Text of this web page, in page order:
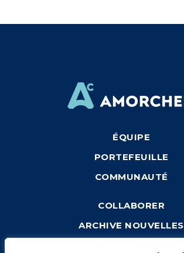
ÉQUIPE
PORTEFEUILLE
COMMUNAUTÉ
COLLABORER
ARCHIVE NOUVELLES